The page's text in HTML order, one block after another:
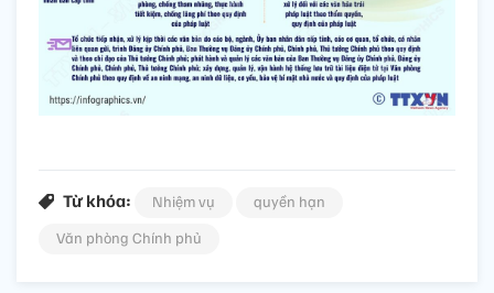
Từ khóa: Nhiệm vụ
quyền hạn
Văn phòng Chính phủ